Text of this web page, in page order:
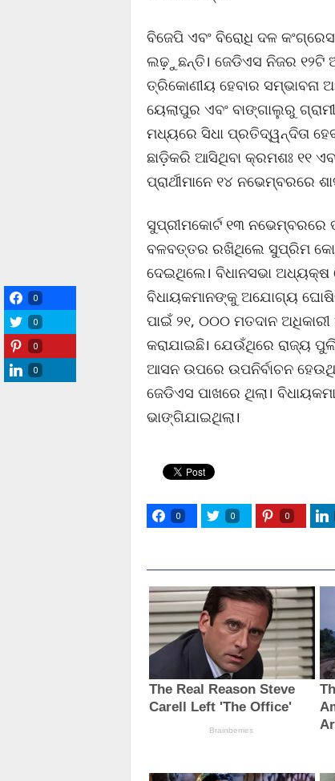
ବିଜେପି ଏବଂ ବିରୋଧି ଦଳ
ଲଢ଼ୁଛନ୍ତି। ଜେଡିଏସ ନିଜର ୧୨ଟି
ତ୍ରିକୋଣୀୟ ହେବାର ସମ୍ଭାବନା
ୟେଲାପୁର ଏବଂ ବାଙ୍ଗାଲୁରୁ
ମଧ୍ୟରେ ସିଧା ପ୍ରତିଦ୍ୱନ୍ଦିତା
ଛାଡ଼ିକରି ଆସିଥିବା କ୍ରମଶଃ ୧୧
ପ୍ରାର୍ଥୀମାନେ ୧୪
ସୁପ୍ରୀମକୋର୍ଟ ୧୩ ନଭେମ୍ବରରେ
ବଳବତ୍ତର ରଖିଥିଲେ ସୁପ୍ରିମ
ଦେଇଥିଲେ। ବିଧାନସଭା ଅଧ୍ୟକ୍ଷ
ବିଧାୟକମାନଙ୍କୁ ଅଯୋଗ୍ୟ
ପାଇଁ ୨୧, ୦୦୦ ମତଦାନ
କରାଯାଇଛି। ଯେଉଁଥିରେ ରାଜ୍ୟ
ଆସନ ଉପରେ ଉପନିର୍ବାଚନ
ଜେଡିଏସ ପାଖରେ ଥିଲା।
ଭାଙ୍ଗିଯାଇଥିଲା।
0 0 0
0
0
0
0